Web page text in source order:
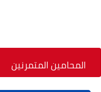
المحامين المتمرنين